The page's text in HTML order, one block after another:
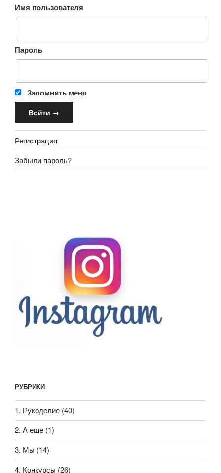
Имя пользователя
Пароль
Запомнить меня
Регистрация
Забыли пароль?
РУБРИКИ
1. Рукоделие (40)
2. А еще (1)
3. Мы (14)
4. Конкурсы (26)